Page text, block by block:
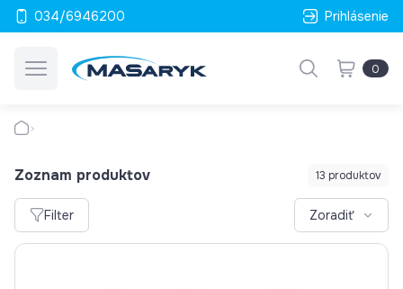
034/6946200 Prihlásenie
0
Zoznam produktov 13 produktov
Filter Zoradiť